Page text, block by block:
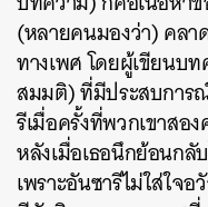
(หลายคนมองว่า) คลา
ทางเพศ โดยผู้เขียนบท
สมมติ) ที่มีประสบการ
รีเมื่อครั้งที่พวกเขาสอ
หลังเมื่อเธอนึกย้อนกลั
เพราะอันซารีไม่ใส่ใจ